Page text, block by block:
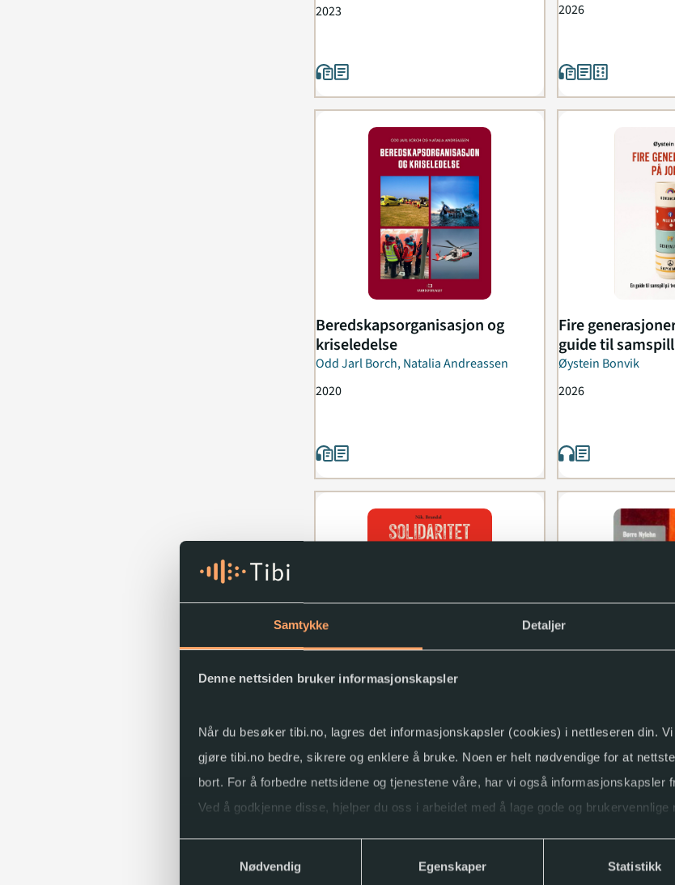
Samtykke Detaljer
Denne nettsiden bruker informasjonskapsler
Når du besøker tibi.no, lagres det informasjonskapsler (cookies) i nettleseren din.
gjøre tibi.no bedre, sikrere og enklere å bruke. Noen er helt nødvendige for at
bort. For å forbedre nettsidene og tjenestene våre, har vi også informasjonskapsler
Ved å godkjenne disse, hjelper du oss i arbeidet med å lage gode og brukervennlige
Nødvendig
Egenskaper Statistikk
2023
2026
Beredskapsorganisasjon og
kriseledelse
Odd Jarl Borch, Natalia Andreassen
2020
Fire
guide til
frem...
Øystein Bonvik
2026
arbeiderbevegelsens historie
2000–2025
Nikolai Brandal
teorigrunnlag